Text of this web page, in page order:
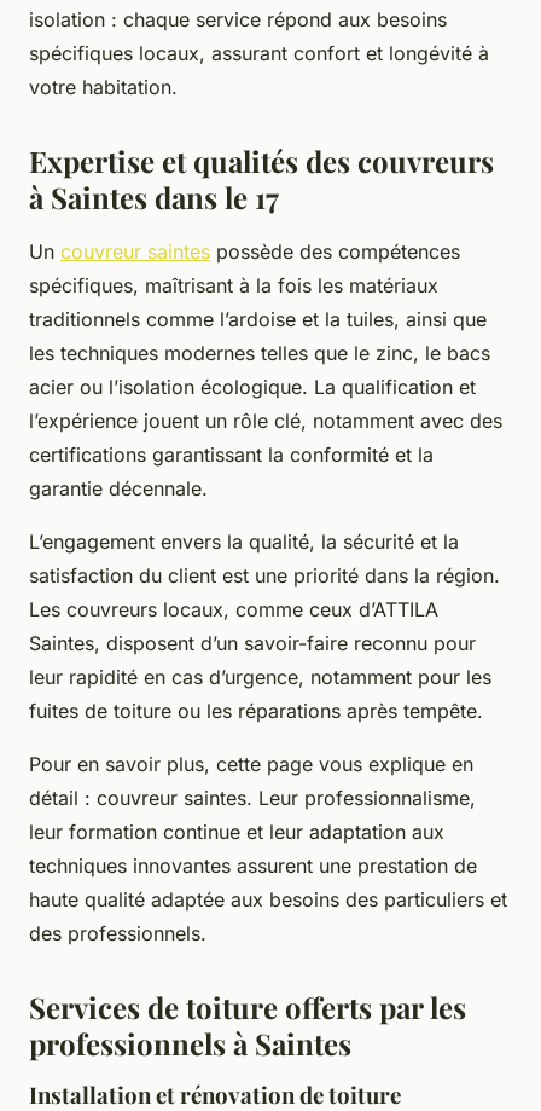
isolation : chaque service répond aux besoins
spécifiques locaux, assurant confort et longévité à
votre habitation.
Expertise et qualités des couvreurs
à Saintes dans le 17
Un couvreur saintes possède des compétences
spécifiques, maîtrisant à la fois les matériaux
traditionnels comme l’ardoise et la tuiles, ainsi que
les techniques modernes telles que le zinc, le bacs
acier ou l’isolation écologique. La qualification et
l’expérience jouent un rôle clé, notamment avec des
certifications garantissant la conformité et la
garantie décennale.
L’engagement envers la qualité, la sécurité et la
satisfaction du client est une priorité dans la région.
Les couvreurs locaux, comme ceux d’ATTILA
Saintes, disposent d’un savoir-faire reconnu pour
leur rapidité en cas d’urgence, notamment pour les
fuites de toiture ou les réparations après tempête.
Pour en savoir plus, cette page vous explique en
détail : couvreur saintes. Leur professionnalisme,
leur formation continue et leur adaptation aux
techniques innovantes assurent une prestation de
haute qualité adaptée aux besoins des particuliers et
des professionnels.
Services de toiture offerts par les
professionnels à Saintes
Installation et rénovation de toiture